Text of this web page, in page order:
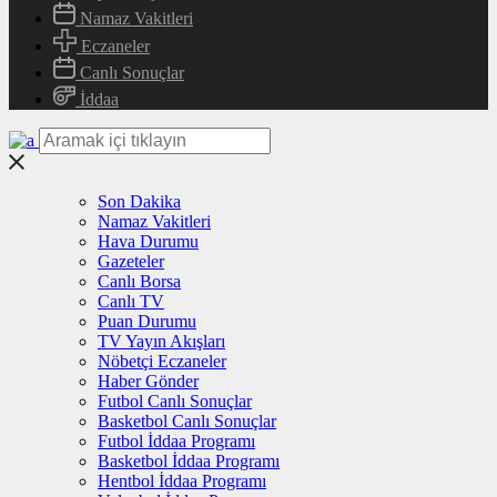
Namaz Vakitleri
Eczaneler
Canlı Sonuçlar
İddaa
Son Dakika
Namaz Vakitleri
Hava Durumu
Gazeteler
Canlı Borsa
Canlı TV
Puan Durumu
TV Yayın Akışları
Nöbetçi Eczaneler
Haber Gönder
Futbol Canlı Sonuçlar
Basketbol Canlı Sonuçlar
Futbol İddaa Programı
Basketbol İddaa Programı
Hentbol İddaa Programı